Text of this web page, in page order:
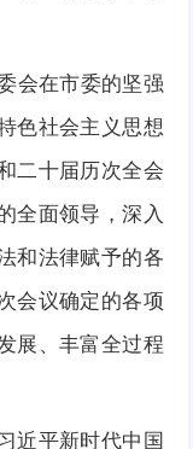
会在市委的坚强
色社会主义思想
二十届历次全会
全面领导，深入
和法律赋予的各
会议确定的各项
展、丰富全过程
近平新时代中国